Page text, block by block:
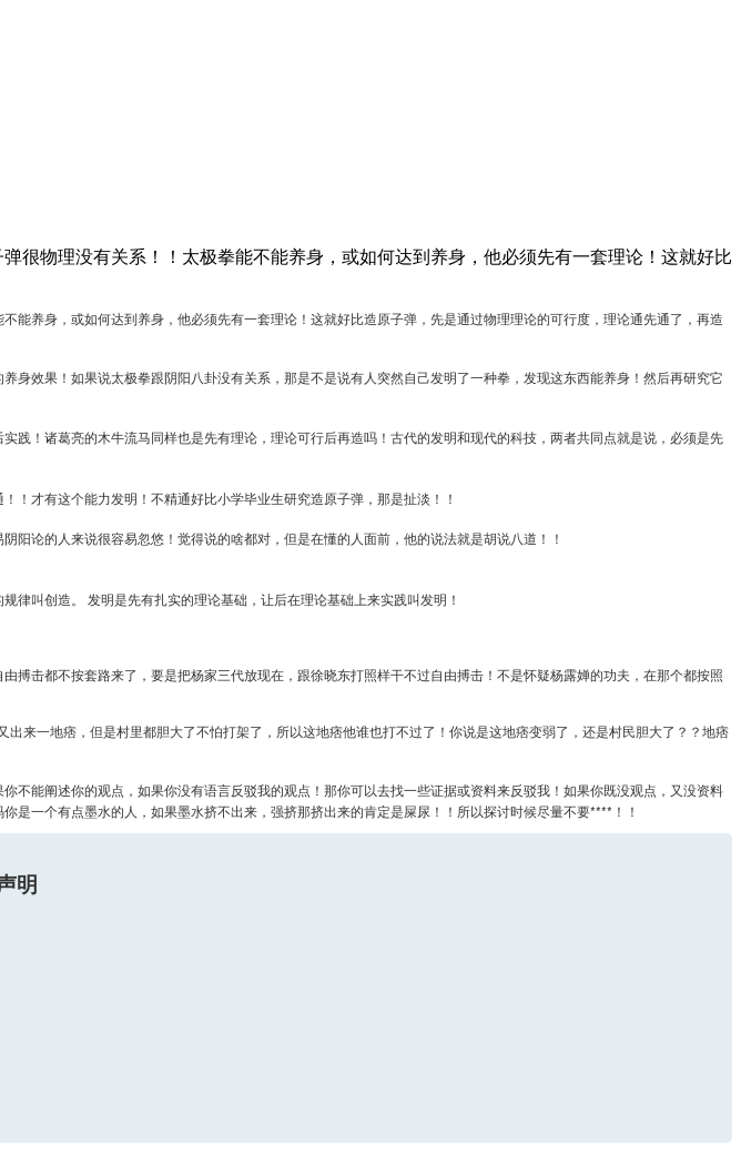
很物理没有关系！！太极拳能不能养身，或如何达到养身，他必须先有一套理论！这就好比
养身，或如何达到养身，他必须先有一套理论！这就好比造原子弹，先是通过物理理论的可行度，理论通先通了，再造
效果！如果说太极拳跟阴阳八卦没有关系，那是不是说有人突然自己发明了一种拳，发现这东西能养身！然后再研究它
！诸葛亮的木牛流马同样也是先有理论，理论可行后再造吗！古代的发明和现代的科技，两者共同点就是说，必须是先
！才有这个能力发明！不精通好比小学毕业生研究造原子弹，那是扯淡！！
论的人来说很容易忽悠！觉得说的啥都对，但是在懂的人面前，他的说法就是胡说八道！！
律叫创造。 发明是先有扎实的理论基础，让后在理论基础上来实践叫发明！
击都不按套路来了，要是把杨家三代放现在，跟徐晓东打照样干不过自由搏击！不是怀疑杨露婵的功夫，在那个都按照
来一地痞，但是村里都胆大了不怕打架了，所以这地痞他谁也打不过了！你说是这地痞变弱了，还是村民胆大了？？地痞
能阐述你的观点，如果你没有语言反驳我的观点！那你可以去找一些证据或资料来反驳我！如果你既没观点，又没资料
一个有点墨水的人，如果墨水挤不出来，强挤那挤出来的肯定是屎尿！！所以探讨时候尽量不要****！！
明